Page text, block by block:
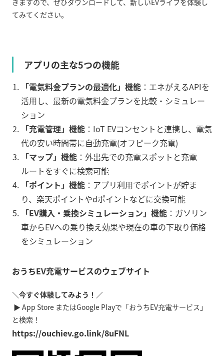
てみてください。
アプリの主な5つの機能
「電気料金プランの最適化」機能 ：エネがえるAPIを
活用し、最新の電気料金プランを比較・シミュレー
ション
「充電管理」機能 ： IoT EVコンセントと連携し、電気
代の安い時間帯に自動充電(オフピーク充電)
「マップ」機能 ：外出先での充電スポットと充電
ルートをすぐに検索可能
「ポイント」機能 ：アプリ利用でポイントが貯ま
り、楽天ポイントやdポイントなどに交換可能
「EV購入・乗換シミュレーション」機能 ：ガソリン
車からEVへの乗り換え効果や現在の車の下取り価格
をシミュレーション
おうちEV充電サービスのウェブサイト
＼今すぐ体験してみよう！／
▶ App Store またはGoogle Playで「おうちEV充電サービス」
と検索！
https://ouchiev.go.link/8uFNL